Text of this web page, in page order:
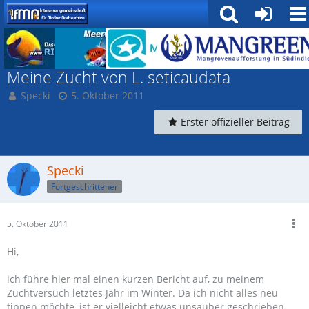
Garnelen und Krebse
Meine Zucht von L. seticaudata
Specki
5. Oktober 2011
Erster offizieller Beitrag
Specki
Fortgeschrittener
5. Oktober 2011
Hi,
ich führe hier mal einen kurzen Bericht auf, zu meinem
Zuchtversuch letztes Jahr im Winter. Da ich nicht alles neu